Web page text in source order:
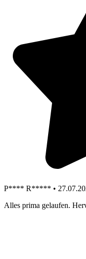
P**** R***** •
Alles prima gelaufen.